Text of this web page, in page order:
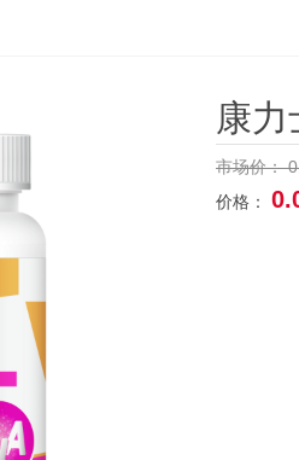
康力
市场价：
价格：